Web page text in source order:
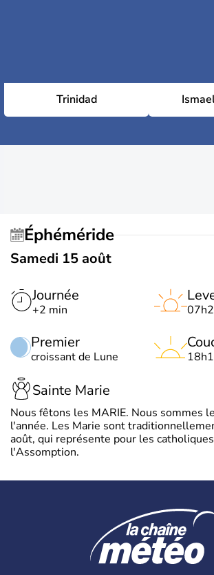
Trinidad
Éphéméride
Samedi 15 août
Journée
+2 min
Premier
croissant de Lune
Sainte Marie
Nous fêtons les MARIE. Nous sommes
l'année. Les Marie sont
août, qui représente pour les
l'Assomption.